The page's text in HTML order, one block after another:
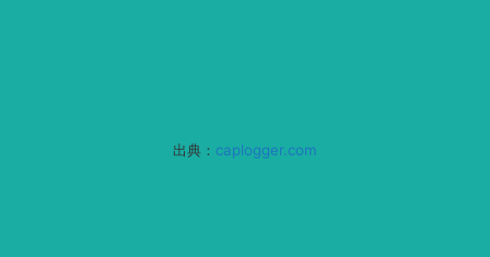
出典： caplogger.com